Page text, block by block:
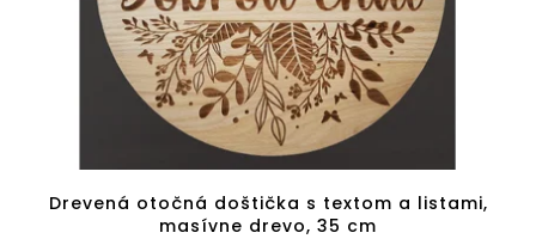
Drevená otočná doštička s textom a listami,
masívne drevo, 35 cm